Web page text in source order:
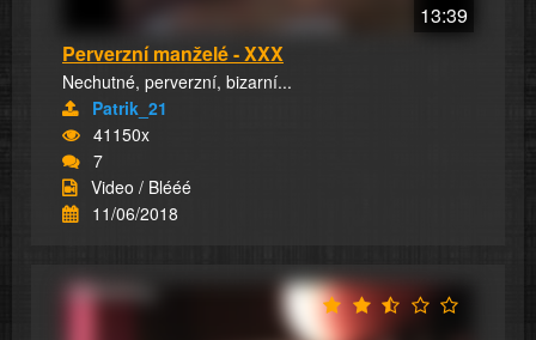
13:39
Perverzní manželé - XXX
Nechutné, perverzní, bizarní...
Patrik_21
41150x
7
Video / Blééé
11/06/2018